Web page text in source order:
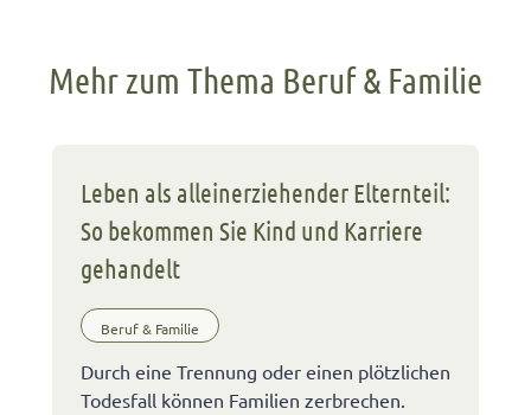
Mehr zum Thema Beruf & Familie
Leben als alleinerziehender Elternteil:
So bekommen Sie Kind und Karriere
gehandelt
Beruf & Familie
Durch eine Trennung oder einen plötzlichen
Todesfall können Familien zerbrechen.